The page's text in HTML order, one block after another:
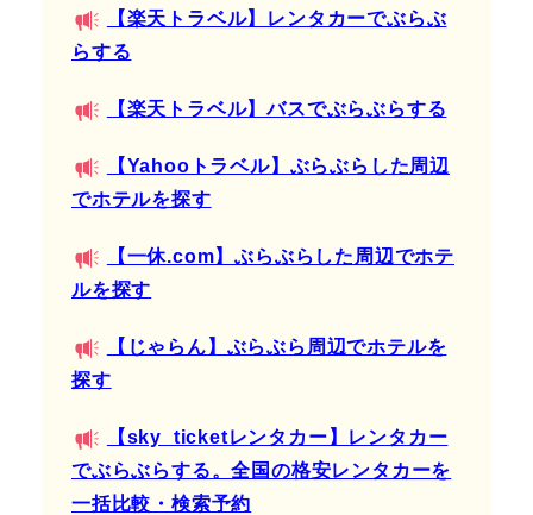
【楽天トラベル】レンタカーでぶらぶ
らする
【楽天トラベル】バスでぶらぶらする
【Yahooトラベル】ぶらぶらした周辺
でホテルを探す
【一休.com】ぶらぶらした周辺でホテ
ルを探す
【じゃらん】ぶらぶら周辺でホテルを
探す
【sky_ticketレンタカー】レンタカー
でぶらぶらする。全国の格安レンタカーを
一括比較・検索予約